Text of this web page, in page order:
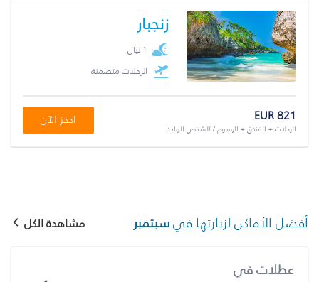
زنجبار
1 ليال
الرحلات متضمنة
EUR 821
الرحلات + الفندق + الرسوم / للشخص الواحد
احجز الآن
أفضل الأماكن لزيارتها فيسبتمبر مشاهدة الكل
عطلات في